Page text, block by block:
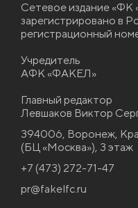
Сетевое издание «ФК
зарегистрировано в
регистрационный
Учредитель
АФК «ФАКЕЛ»
Главный редактор
Левшаков Виктор
394006, Воронеж,
(БЦ «Москва»), 3 этаж
+7 (473) 272-71-47
pr@fakelfc.ru